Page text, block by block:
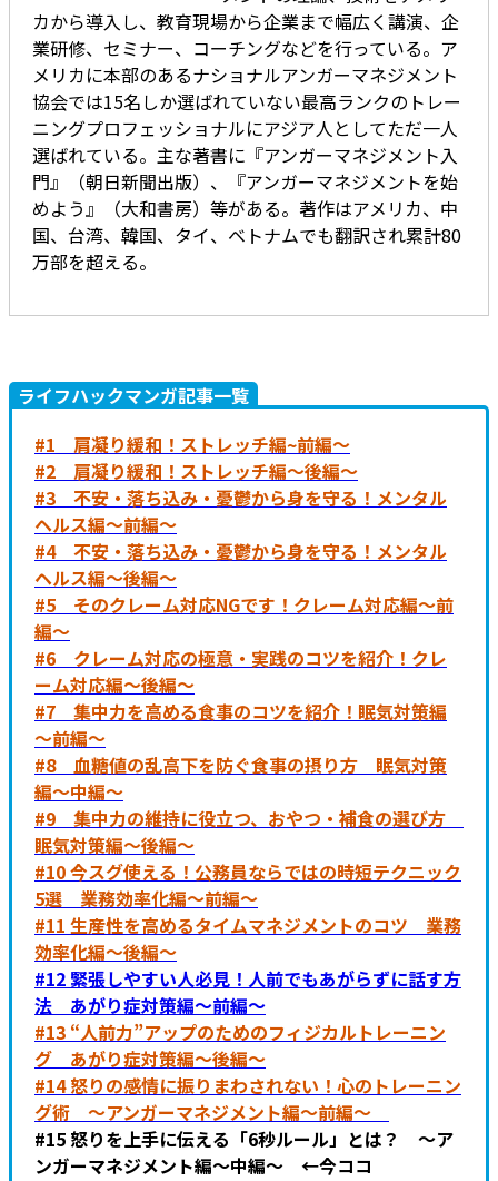
カから導入し、教育現場から企業まで幅広く講演、企
業研修、セミナー、コーチングなどを行っている。ア
メリカに本部のあるナショナルアンガーマネジメント
協会では15名しか選ばれていない最高ランクのトレー
ニングプロフェッショナルにアジア人としてただ一人
選ばれている。主な著書に『アンガーマネジメント入
門』（朝日新聞出版）、『アンガーマネジメントを始
めよう』（大和書房）等がある。著作はアメリカ、中
国、台湾、韓国、タイ、ベトナムでも翻訳され累計80
万部を超える。
ライフハックマンガ記事一覧
#1 肩凝り緩和！ストレッチ編~前編～
#2 肩凝り緩和！ストレッチ編～後編～
#3 不安・落ち込み・憂鬱から身を守る！メンタル
ヘルス編～前編～
#4 不安・落ち込み・憂鬱から身を守る！メンタル
ヘルス編～後編～
#5 そのクレーム対応NGです！クレーム対応編～前
編～
#6 クレーム対応の極意・実践のコツを紹介！クレ
ーム対応編～後編～
#7 集中力を高める食事のコツを紹介！眠気対策編
～前編～
#8 血糖値の乱高下を防ぐ食事の摂り方 眠気対策
編～中編～
#9 集中力の維持に役立つ、おやつ・補食の選び方
眠気対策編～後編～
#10 今スグ使える！公務員ならではの時短テクニック
5選 業務効率化編～前編～
#11 生産性を高めるタイムマネジメントのコツ 業務
効率化編～後編～
#12 緊張しやすい人必見！人前でもあがらずに話す方
法 あがり症対策編～前編～
#13 “人前力”アップのためのフィジカルトレーニン
グ あがり症対策編～後編～
#14 怒りの感情に振りまわされない！心のトレーニン
グ術 ～アンガーマネジメント編～前編～
#15 怒りを上手に伝える「6秒ルール」とは？ ～ア
ンガーマネジメント編～中編～ ←今ココ